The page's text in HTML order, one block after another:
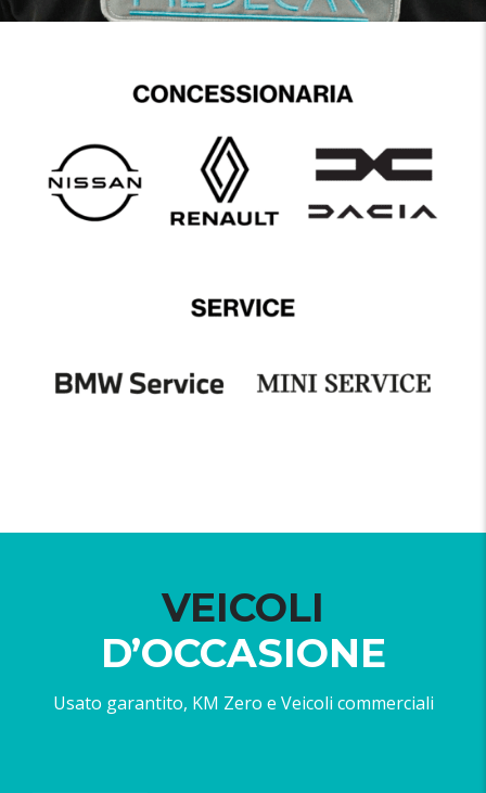
VEICOLI
D’OCCASIONE
Usato garantito, KM Zero e Veicoli commerciali